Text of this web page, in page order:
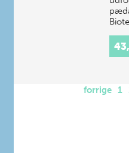
forrige 1